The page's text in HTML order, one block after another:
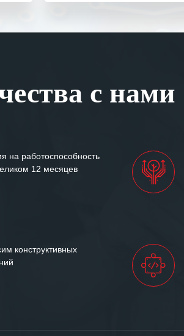
с нами
на работоспособность
12 месяцев
конструктивных